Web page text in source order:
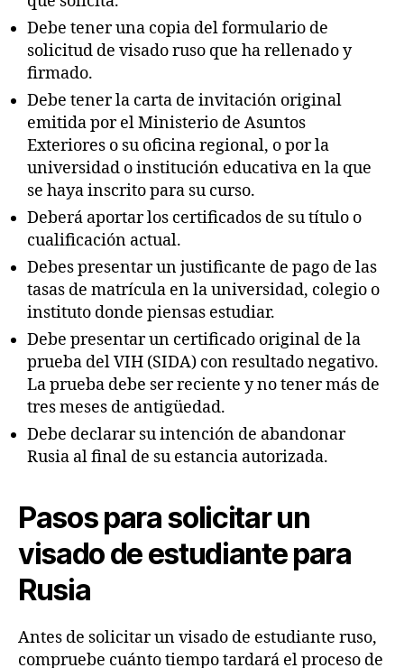
Debe tener una copia del formulario de
solicitud de visado ruso que ha rellenado y
firmado.
Debe tener la carta de invitación original
emitida por el Ministerio de Asuntos
Exteriores o su oficina regional, o por la
universidad o institución educativa en la que
se haya inscrito para su curso.
Deberá aportar los certificados de su título o
cualificación actual.
Debes presentar un justificante de pago de las
tasas de matrícula en la universidad, colegio o
instituto donde piensas estudiar.
Debe presentar un certificado original de la
prueba del VIH (SIDA) con resultado negativo.
La prueba debe ser reciente y no tener más de
tres meses de antigüedad.
Debe declarar su intención de abandonar
Rusia al final de su estancia autorizada.
Pasos para solicitar un
visado de estudiante para
Rusia
Antes de solicitar un visado de estudiante ruso,
compruebe cuánto tiempo tardará el proceso de